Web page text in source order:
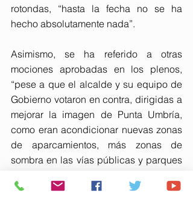
rotondas, “hasta la fecha no se ha
hecho absolutamente nada”.
Asimismo, se ha referido a otras
mociones aprobadas en los plenos,
“pese a que el alcalde y su equipo de
Gobierno votaron en contra, dirigidas a
mejorar la imagen de Punta Umbría,
como eran acondicionar nuevas zonas
de aparcamientos, más zonas de
sombra en las vías públicas y parques
Coquina, Carpa y Plaza Blas Infante,